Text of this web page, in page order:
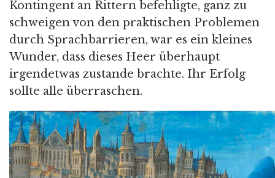
Kontingent an Rittern befehligte, ganz zu
schweigen von den praktischen Problemen
durch Sprachbarrieren, war es ein kleines
Wunder, dass dieses Heer überhaupt
irgendetwas zustande brachte. Ihr Erfolg
sollte alle überraschen.